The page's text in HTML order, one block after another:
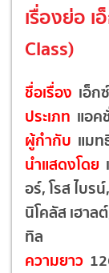
เรื่องย่อ
Class)
ชื่อเรื่อง เอ็ก
ประเภท แอ
ผู้กำกับ แมท
นำแสดงโดย
อร์, โรส ไบร
นิโคลัส เฮาล
ทิล
ความยาว